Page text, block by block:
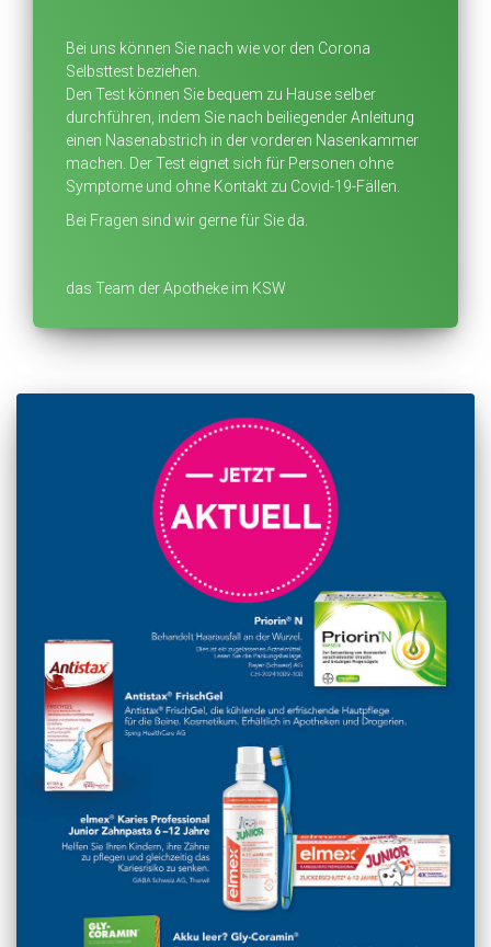
Bei uns können Sie nach wie vor den Corona
Selbsttest beziehen.
Den Test können Sie bequem zu Hause selber
durchführen, indem Sie nach beiliegender Anleitung
einen Nasenabstrich in der vorderen Nasenkammer
machen. Der Test eignet sich für Personen ohne
Symptome und ohne Kontakt zu Covid-19-Fällen.
Bei Fragen sind wir gerne für Sie da.
das Team der Apotheke im KSW